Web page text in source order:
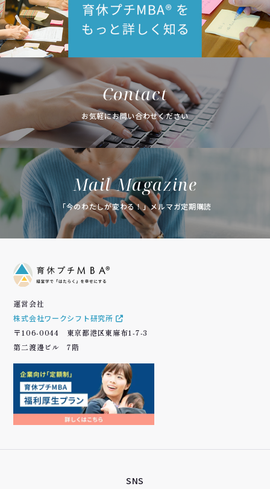
Contact
お気軽にお問い合わせください
Mail Magazine
「今のわたしが変わる！」メルマガ定期購読
運営会社
株式会社ワークシフト研究所
〒106-0044 東京都港区東麻布1-7-3
第二渡邊ビル 7階
SNS